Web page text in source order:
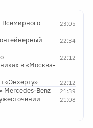
23:05
Всемирного
22:34
22:12
в «Москва-
22:12
«Энхерту»
21:39
Mercedes-Benz
21:08